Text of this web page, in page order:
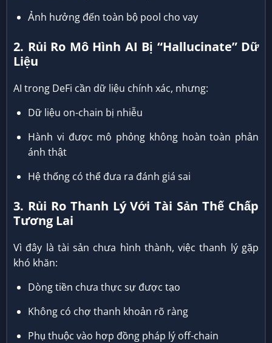
Ảnh hưởng đến toàn bộ pool cho vay
2. Rủi Ro Mô Hình AI Bị “Hallucinate” Dữ
Liệu
AI trong DeFi cần dữ liệu chính xác, nhưng:
Dữ liệu on-chain bị nhiễu
Hành vi được mô phỏng không hoàn toàn phản
ánh thật
Hệ thống có thể đưa ra đánh giá sai
3. Rủi Ro Thanh Lý Với Tài Sản Thế Chấp
Tương Lai
Vì đây là tài sản chưa hình thành, việc thanh lý gặp
khó khăn:
Dòng tiền chưa thực sự được tạo
Không có chợ thanh khoản rõ ràng
Phụ thuộc vào hợp đồng pháp lý off-chain